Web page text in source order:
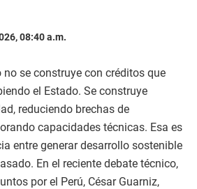
08:40 a.m.
no se construye con créditos que
el Estado. Se construye
reduciendo brechas de
capacidades técnicas. Esa es
entre generar desarrollo sostenible
En el reciente debate técnico,
por el Perú, César Guarniz,